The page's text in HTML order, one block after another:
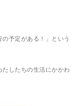
予定がある！」という
したちの生活にかかわ